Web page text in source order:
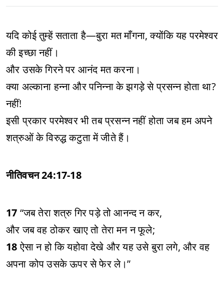
यदि कोई तुम्हें सताता है—बुरा मत माँगना, क्योंकि यह परमेश्वर
की इच्छा नहीं।
और उसके गिरने पर आनंद मत करना।
क्या अल्काना हन्ना और पनिन्ना के झगड़े से प्रसन्न होता था?
नहीं!
इसी प्रकार परमेश्वर भी तब प्रसन्न नहीं होता जब हम अपने
शत्रुओं के विरुद्ध कटुता में जीते हैं।
नीतिवचन 24:17-18
17 “जब तेरा शत्रु गिर पड़े तो आनन्द न कर,
और जब वह ठोकर खाए तो तेरा मन न फूले;
18ऐसा न हो कि यहोवा देखे और यह उसे बुरा लगे, और वह
अपना कोप उसके ऊपर से फेर ले।”